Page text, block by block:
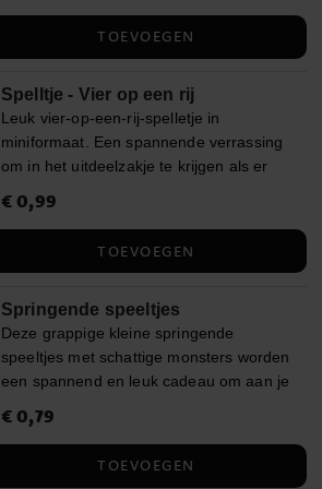
TOEVOEGEN
Spelltje - Vier op een rij
Leuk vier-op-een-rij-spelletje in
miniformaat. Een spannende verrassing
om in het uitdeelzakje te krijgen als er
ongeveer 4,5 x 7 cm groot en wordt
stuks verschillende kleuren beschikbaar.
Prijs :€ 0,99
€ 0,99
TOEVOEGEN
Springende speeltjes
Deze grappige kleine springende
speeltjes met schattige monsters worden
een spannend en leuk cadeau om aan je
Het speelgoed is verkrijgbaar in zes
Prijs :€ 0,79
€ 0,79
TOEVOEGEN